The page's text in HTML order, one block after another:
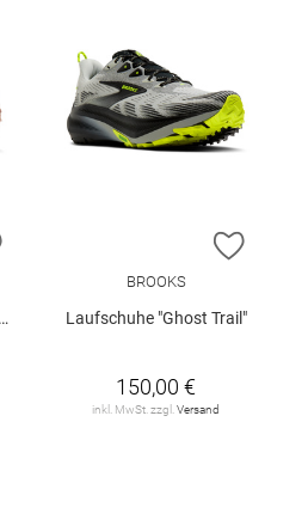
ZUR WUNSCHLISTE HINZUFÜGEN
ZUR
BROOKS
Laufschuhe "Ghost Trail"
150,00 €
inkl. MwSt. zzgl. Versand